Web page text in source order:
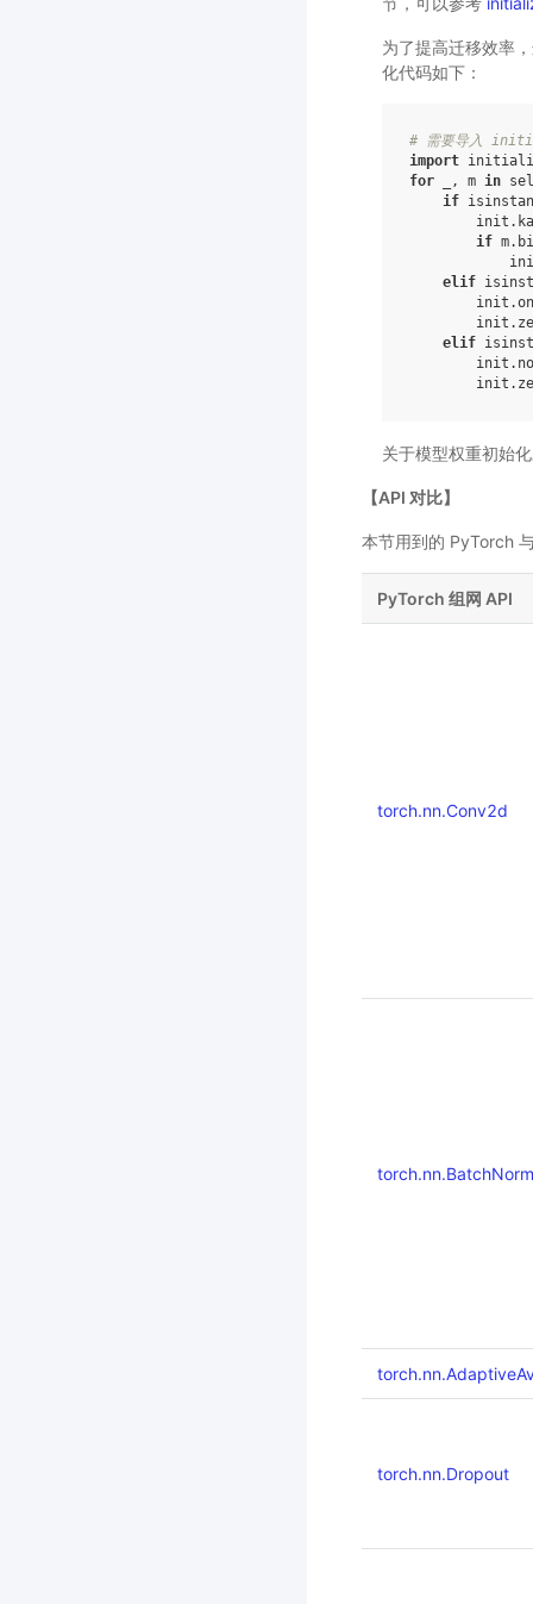
为了提高迁移效率
化代码如下：
# 需要导入
import
for
, m in
if
init .
if m.
elif
init .
init .
elif
init .
init .
关于模型权重初始
【API 对比】
本节用到的 PyTorch
PyTorch 组网 API
torch.nn.Conv2d
torch.nn.Dropout